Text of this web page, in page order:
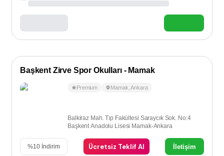
Başkent Zirve Spor Okulları - Mamak
Premium Mamak ,Ankara
Balkiraz Mah. Tıp Fakültesi Saraycık Sok. No:4
Başkent Anadolu Lisesi Mamak-Ankara
%10 İndirim Ücretsiz Teklif Al İletişim